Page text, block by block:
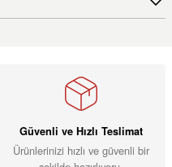
Güvenli ve Hızlı Teslimat
Ürünlerinizi hızlı ve güvenli bir